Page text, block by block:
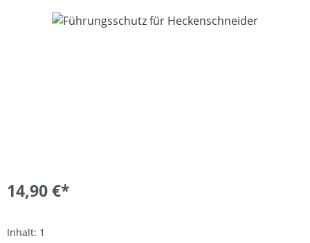
Bildergalerie überspringen
14,90 €*
Inhalt: 1